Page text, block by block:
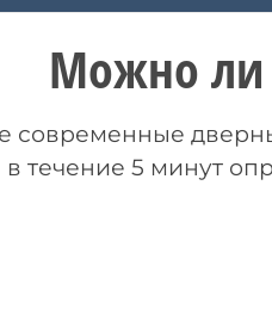
Можно ли
современные
в течение 5 минут